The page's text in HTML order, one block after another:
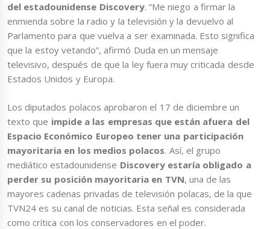
del estadounidense Discovery. “Me niego a firmar la
enmienda sobre la radio y la televisión y la devuelvo al
Parlamento para que vuelva a ser examinada. Esto significa
que la estoy vetando”, afirmó Duda en un mensaje
televisivo, después de que la ley fuera muy criticada desde
Estados Unidos y Europa.
Los diputados polacos aprobaron el 17 de diciembre un
texto que impide a las empresas que están afuera del
Espacio Económico Europeo tener una participación
mayoritaria en los medios polacos. Así, el grupo
mediático estadounidense Discovery estaría obligado a
perder su posición mayoritaria en TVN, una de las
mayores cadenas privadas de televisión polacas, de la que
TVN24 es su canal de noticias. Esta señal es considerada
como crítica con los conservadores en el poder.